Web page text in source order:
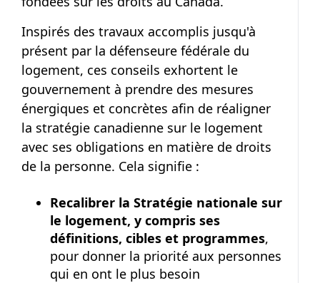
Inspirés des travaux accomplis jusqu'à
présent par la défenseure fédérale du
logement, ces conseils exhortent le
gouvernement à prendre des mesures
énergiques et concrètes afin de réaligner
la stratégie canadienne sur le logement
avec ses obligations en matière de droits
de la personne. Cela signifie :
Recalibrer la Stratégie nationale sur
le logement, y compris ses
définitions, cibles et programmes,
pour donner la priorité aux personnes
qui en ont le plus besoin